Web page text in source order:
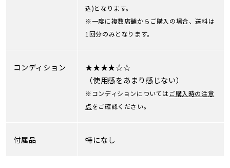
込)となります。
※一度に複数店舗からご購入の場合、送料は
1回分のみとなります。
コンディション
★★★★☆☆
（使用感をあまり感じない）
※コンディションについてはご購入時の注意
点をご確認ください。
付属品 特になし